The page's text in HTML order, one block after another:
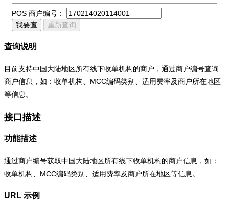
POS 商户编号：
我要查
重新查询
查询说明
目前支持中国大陆地区所有线下收单机构的商户，通过商户编号查询
商户信息，如：收单机构、MCC编码类别、适用费率及商户所在地区
等信息。
接口描述
功能描述
通过商户编号获取中国大陆地区所有线下收单机构的商户信息，如：
收单机构、MCC编码类别、适用费率及商户所在地区等信息。
URL 示例